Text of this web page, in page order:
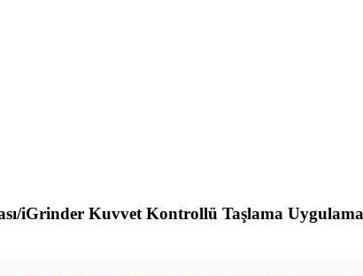
iGrinder Kuvvet Kontrollü Taşlama